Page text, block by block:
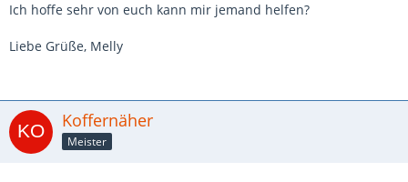
Ich hoffe sehr von euch kann mir jemand helfen?
Liebe Grüße, Melly
Koffernäher
Meister